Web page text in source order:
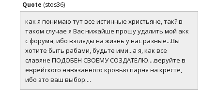
Quote (stos36)
как я понимаю тут все истинные христьяне, так? в
таком случае я Вас нижайше прошу удалить мой акк
с форума, ибо взгляды на жизнь у нас разные...Вы
хотите быть рабами, будьте ими...а я, как все
славяне ПОДОБЕН СВОЕМУ СОЗДАТЕЛЮ....веруйте в
еврейского навязанного кровью парня на кресте,
ибо это ваш выбор....